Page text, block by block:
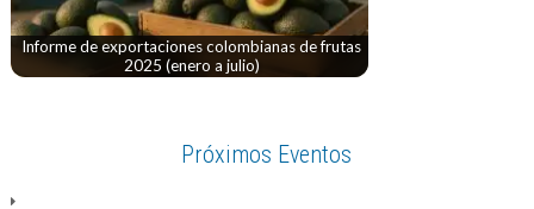
Informe de exportaciones colombianas de frutas
2025 (enero a julio)
Próximos Eventos